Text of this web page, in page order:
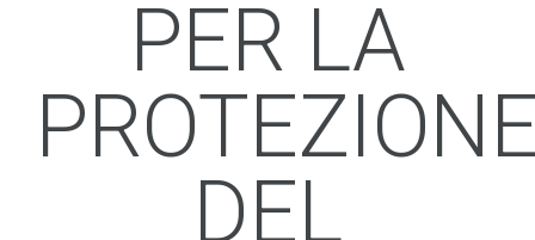
PER LA
DEL